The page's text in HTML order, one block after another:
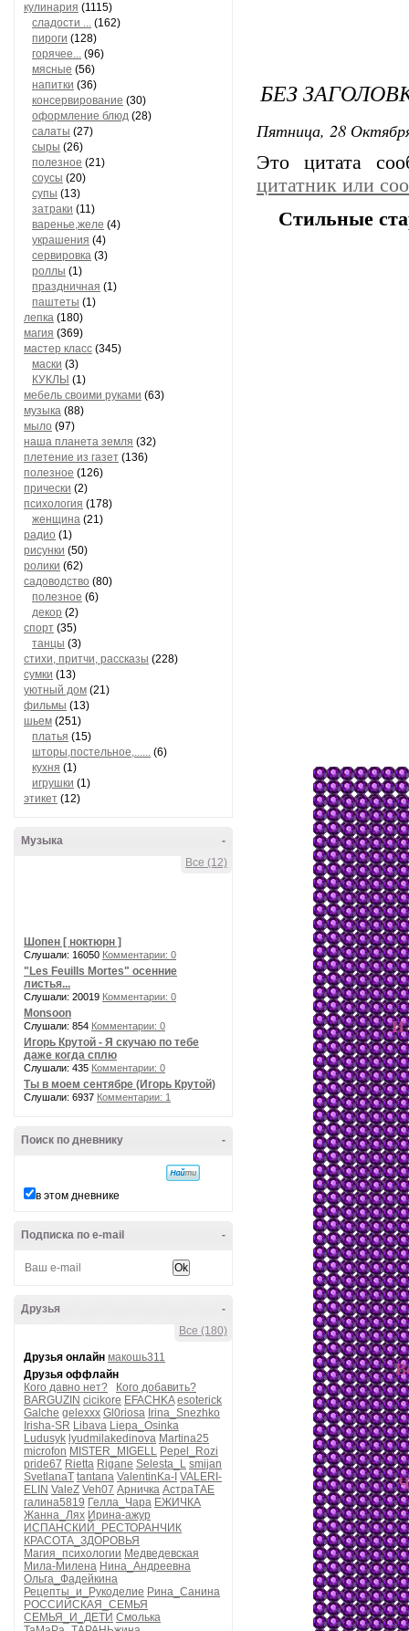
кулинария (1115)
сладости ... (162)
пироги (128)
горячее... (96)
мясные (56)
напитки (36)
консервирование (30)
оформление блюд (28)
салаты (27)
сыры (26)
полезное (21)
соусы (20)
супы (13)
затраки (11)
варенье,желе (4)
украшения (4)
сервировка (3)
роллы (1)
праздничная (1)
паштеты (1)
лепка (180)
магия (369)
мастер класс (345)
маски (3)
КУКЛЫ (1)
мебель своими руками (63)
музыка (88)
мыло (97)
наша планета земля (32)
плетение из газет (136)
полезное (126)
прически (2)
психология (178)
женщина (21)
радио (1)
рисунки (50)
ролики (62)
садоводство (80)
полезное (6)
декор (2)
спорт (35)
танцы (3)
стихи, притчи, рассказы (228)
сумки (13)
уютный дом (21)
фильмы (13)
шьем (251)
платья (15)
шторы,постельное,...... (6)
кухня (1)
игрушки (1)
этикет (12)
-
Музыка
Все (12)
Шопен [ ноктюрн ]
Слушали: 16050 Комментарии: 0
"Les Feuills Mortes" осенние
листья...
Слушали: 20019 Комментарии: 0
Monsoon
Слушали: 854 Комментарии: 0
Игорь Крутой - Я скучаю по тебе
даже когда сплю
Слушали: 435 Комментарии: 0
Ты в моем сентябре (Игорь Крутой)
Слушали: 6937 Комментарии: 1
-
Поиск по дневнику
в этом дневнике
-
Подписка по e-mail
-
Друзья
Все (180)
Друзья онлайн макошь311
Друзья оффлайн
Кого давно нет?
Кого добавить?
BARGUZIN cicikore EFACHKA esoterick
Galche gelexxx Gl0riosa Irina_Snezhko
Irisha-SR Libava Liepa_Osinka
Ludusyk lyudmilakedinova Martina25
microfon MISTER_MIGELL Pepel_Rozi
pride67 Rietta Rigane Selesta_L smijan
SvetlanaT tantana ValentinKa-I VALERI-
ELIN ValeZ Veh07 Арничка АстраТАЕ
галина5819 Гелла_Чара ЕЖИЧКА
Жанна_Лях Ирина-ажур
ИСПАНСКИЙ_РЕСТОРАНЧИК
КРАСОТА_ЗДОРОВЬЯ
Магия_психологии Медведевская
Мила-Милена Нина_Андреевна
Ольга_Фадейкина
Рецепты_и_Рукоделие Рина_Санина
РОССИЙСКАЯ_СЕМЬЯ
СЕМЬЯ_И_ДЕТИ Смолька
БЕЗ
Пятница, 28
Это цитата
цитатник или
Стильные
И